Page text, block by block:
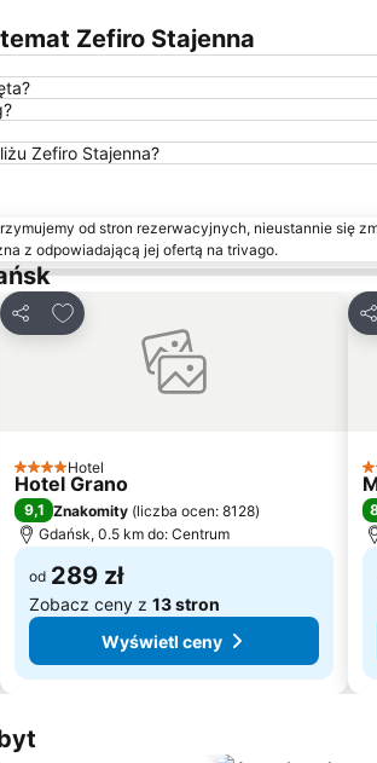
Zefiro Stajenna
Zefiro Stajenna?
od stron rezerwacyjnych, nieustannie się
z odpowiadającą jej ofertą na trivago.
Udostępnij
Dodaj do ulubionych
4 Kategoria
Hotel
Hotel Grano
9,1 Znakomity (liczba ocen: 8128)
Gdańsk, 0.5 km do: Centrum
od 289 zł
Zobacz ceny z 13 stron
Wyświetl ceny
3